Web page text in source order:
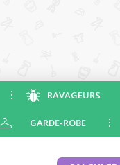
RAVAGEURS
GARDE-ROBE